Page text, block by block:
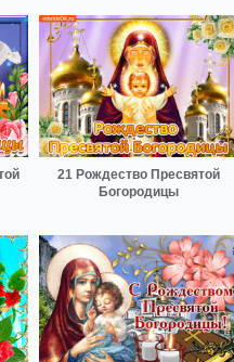
21 Рождество Пресвятой
Богородицы